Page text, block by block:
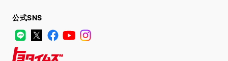
公式SNS
LINE
X FacebookYouTube